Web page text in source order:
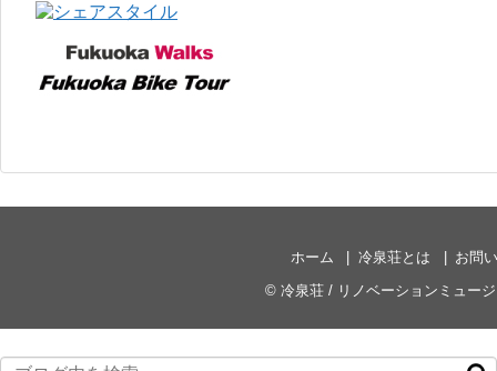
ホーム 冷泉荘とは
お問
© 冷泉荘 / リノベーションミュー